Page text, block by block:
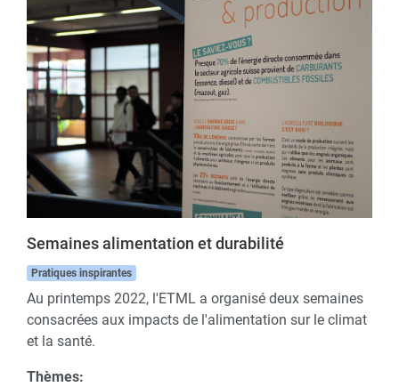
Semaines alimentation et durabilité
Pratiques inspirantes
Au printemps 2022, l'ETML a organisé deux semaines
consacrées aux impacts de l'alimentation sur le climat
et la santé.
Thèmes: